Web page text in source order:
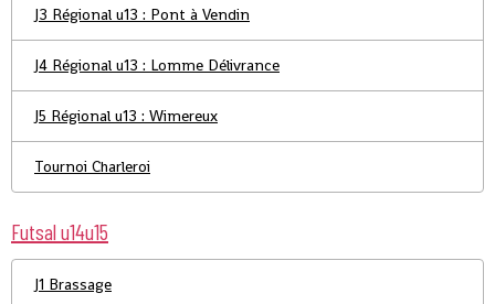
J3 Régional u13 : Pont à Vendin
J4 Régional u13 : Lomme Délivrance
J5 Régional u13 : Wimereux
Tournoi Charleroi
Futsal u14u15
J1 Brassage